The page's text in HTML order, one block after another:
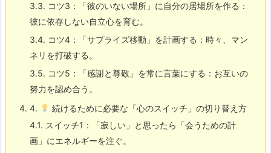
3.3. コツ3： 「彼のいない場所」に自分の居場所を作る ：
彼に依存しない自立心を育む。
3.4. コツ4： 「サプライズ移動」を計画する ：時々、マン
ネリを打破する。
3.5. コツ5： 「感謝と尊敬」を常に言葉にする ：お互いの
努力を認め合う。
4. 4.
続けるために必要な「心のスイッチ」の切り替え方
4.1. スイッチ1：「寂しい」と思ったら「会うための計
画」にエネルギーを注ぐ。